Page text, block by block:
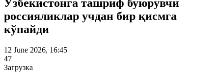
Ўзбекистонга ташриф буюрувчи
россияликлар учдан бир қисмга
кўпайди
12 June 2026, 16:45
47
Загрузка